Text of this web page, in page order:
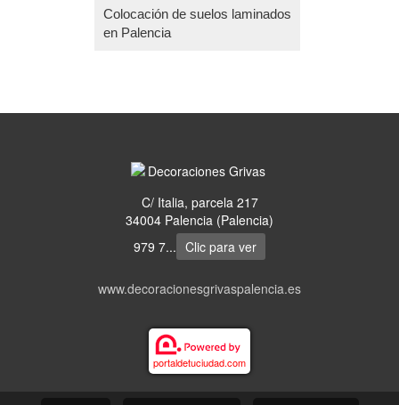
Colocación de suelos laminados
en Palencia
C/ Italia, parcela 217
34004 Palencia (Palencia)
979 7... Clic para ver
www.decoracionesgrivaspalencia.es
portaldetuciudad.com